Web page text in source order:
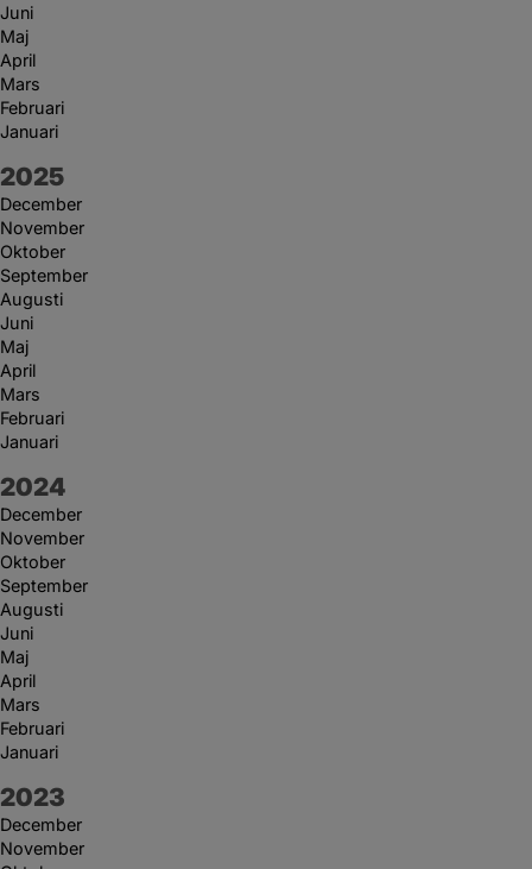
Juni
Maj
April
Mars
Februari
Januari
År:
2025
December
November
Oktober
September
Augusti
Juni
Maj
April
Mars
Februari
Januari
År:
2024
December
November
Oktober
September
Augusti
Juni
Maj
April
Mars
Februari
Januari
År:
2023
December
November